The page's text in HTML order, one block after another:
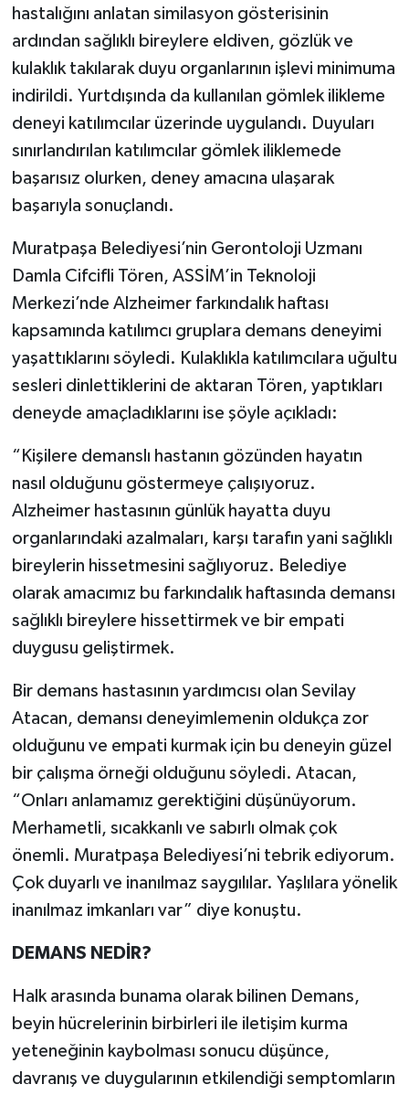
hastalığını anlatan similasyon gösterisinin
ardından sağlıklı bireylere eldiven, gözlük ve
kulaklık takılarak duyu organlarının işlevi minimuma
indirildi. Yurtdışında da kullanılan gömlek ilikleme
deneyi katılımcılar üzerinde uygulandı. Duyuları
sınırlandırılan katılımcılar gömlek iliklemede
başarısız olurken, deney amacına ulaşarak
başarıyla sonuçlandı.
Muratpaşa Belediyesi’nin Gerontoloji Uzmanı
Damla Cifcifli Tören, ASSİM’in Teknoloji
Merkezi’nde Alzheimer farkındalık haftası
kapsamında katılımcı gruplara demans deneyimi
yaşattıklarını söyledi. Kulaklıkla katılımcılara uğultu
sesleri dinlettiklerini de aktaran Tören, yaptıkları
deneyde amaçladıklarını ise şöyle açıkladı:
“Kişilere demanslı hastanın gözünden hayatın
nasıl olduğunu göstermeye çalışıyoruz.
Alzheimer hastasının günlük hayatta duyu
organlarındaki azalmaları, karşı tarafın yani sağlıklı
bireylerin hissetmesini sağlıyoruz. Belediye
olarak amacımız bu farkındalık haftasında demansı
sağlıklı bireylere hissettirmek ve bir empati
duygusu geliştirmek.
Bir demans hastasının yardımcısı olan Sevilay
Atacan, demansı deneyimlemenin oldukça zor
olduğunu ve empati kurmak için bu deneyin güzel
bir çalışma örneği olduğunu söyledi. Atacan,
“Onları anlamamız gerektiğini düşünüyorum.
Merhametli, sıcakkanlı ve sabırlı olmak çok
önemli. Muratpaşa Belediyesi’ni tebrik ediyorum.
Çok duyarlı ve inanılmaz saygılılar. Yaşlılara yönelik
inanılmaz imkanları var” diye konuştu.
DEMANS NEDİR?
Halk arasında bunama olarak bilinen Demans,
beyin hücrelerinin birbirleri ile iletişim kurma
yeteneğinin kaybolması sonucu düşünce,
davranış ve duygularının etkilendiği semptomların